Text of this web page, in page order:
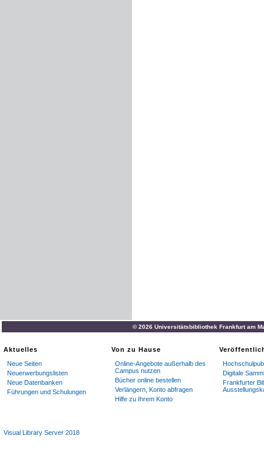
© 2026 Universitätsbibliothek Frankfurt am
Aktuelles
Neue Seiten
Neuerwerbungslisten
Neue Datenbanken
Führungen und Schulungen
Von zu Hause
Online-Angebote außerhalb des
Campus nutzen
Bücher online bestellen
Verlängern, Konto abfragen
Hilfe zu Ihrem Konto
Digitale
Frankfurter
Visual Library Server 2018